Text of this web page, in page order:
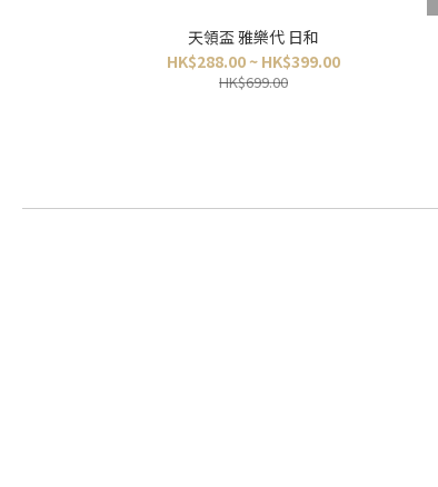
天領盃 雅樂代 日和
HK$288.00 ~ HK$399.00
HK$699.00